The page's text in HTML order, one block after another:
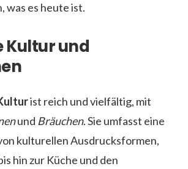
was es heute ist.
Kultur und
ist reich und vielfältig, mit
und Bräuchen. Sie umfasst eine
kulturellen Ausdrucksformen,
hin zur Küche und den